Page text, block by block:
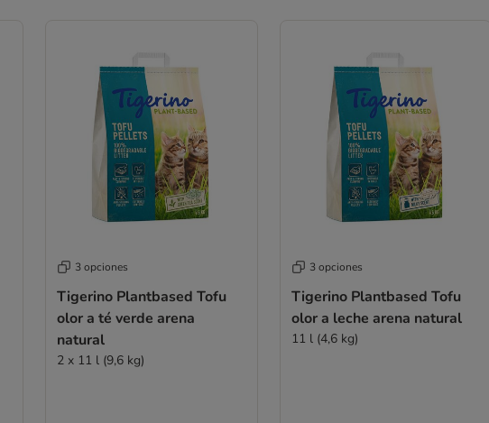
3 opciones
Tigerino Plantbased Tofu
olor a té verde arena
natural
2 x 11 l (9,6 kg)
3 opciones
Tigerino Plantbased Tofu
olor a leche arena natural
11 l (4,6 kg)